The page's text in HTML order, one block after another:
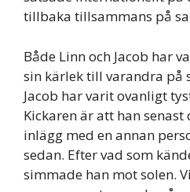
tillbaka tillsammans på
Både Linn och Jacob har
sin kärlek till varandra på
Jacob har varit ovanligt
Kickaren är att han
inlägg med en annan
sedan. Efter vad som
simmade han mot solen.